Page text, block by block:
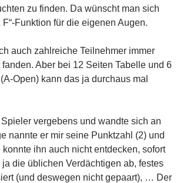
zu finden. Da wünscht man sich
Funktion für die eigenen Augen.
auch zahlreiche Teilnehmer immer
Aber bei 12 Seiten Tabelle und 6
Open) kann das ja durchaus mal
vergebens und wandte sich an
nannte er mir seine Punktzahl (2) und
ihn auch nicht entdecken, sofort
die üblichen Verdächtigen ab, festes
(und deswegen nicht gepaart), … Der